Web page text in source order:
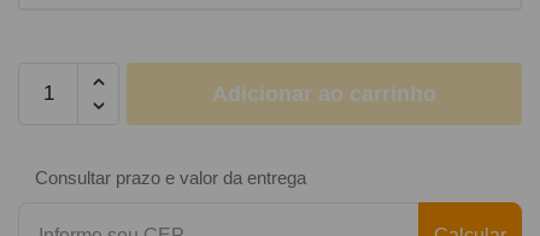
Adicionar ao carrinho
Consultar prazo e valor da entrega